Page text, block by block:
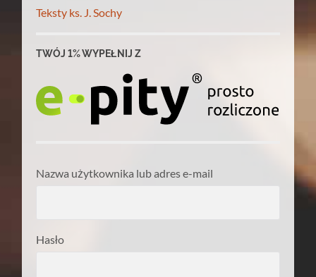
Teksty ks. J. Sochy
TWÓJ 1% WYPEŁNIJ Z
Nazwa użytkownika lub adres e-mail
Hasło